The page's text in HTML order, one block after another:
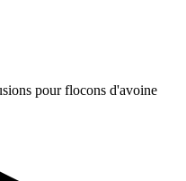
pour flocons d'avoine